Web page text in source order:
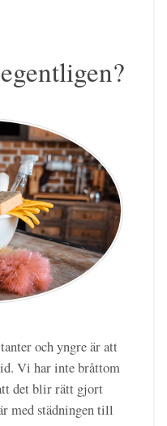
och yngre är att
Vi har inte bråttom
det blir rätt gjort
med städningen till